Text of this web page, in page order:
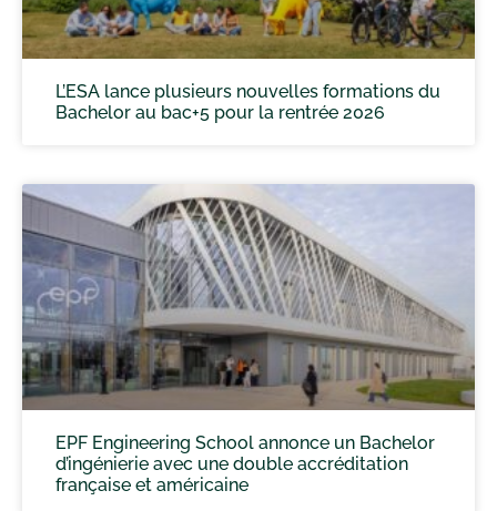
L’ESA lance plusieurs nouvelles formations du
Bachelor au bac+5 pour la rentrée 2026
EPF Engineering School annonce un Bachelor
d’ingénierie avec une double accréditation
française et américaine